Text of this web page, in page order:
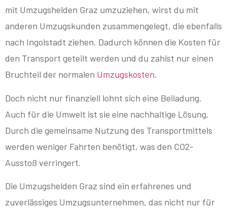
mit Umzugshelden Graz umzuziehen, wirst du mit
anderen Umzugskunden zusammengelegt, die ebenfalls
nach Ingolstadt ziehen. Dadurch können die Kosten für
den Transport geteilt werden und du zahlst nur einen
Bruchteil der normalen Umzugskosten.
Doch nicht nur finanziell lohnt sich eine Beiladung.
Auch für die Umwelt ist sie eine nachhaltige Lösung.
Durch die gemeinsame Nutzung des Transportmittels
werden weniger Fahrten benötigt, was den CO2-
Ausstoß verringert.
Die Umzugshelden Graz sind ein erfahrenes und
zuverlässiges Umzugsunternehmen, das nicht nur für